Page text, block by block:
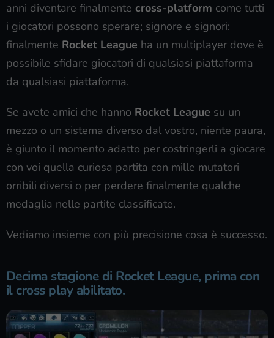
anni diventare finalmente cross-platform come tutti
i giocatori possono sperare; signore e signori:
finalmente Rocket League ha un multiplayer dove è
possibile sfidare giocatori di qualsiasi piattaforma
da qualsiasi piattaforma.
Se avete amici che hanno Rocket League su un
mezzo o un sistema diverso dal vostro, niente paura,
è giunto il momento adatto per costringerli a giocare
con voi quella curiosa partita con mille mutatori
orribili diversi o per perdere finalmente qualche
medaglia nelle partite classificate.
Vediamo insieme con più precisione cosa è successo.
Decima stagione di Rocket League, prima con
il cross play abilitato.